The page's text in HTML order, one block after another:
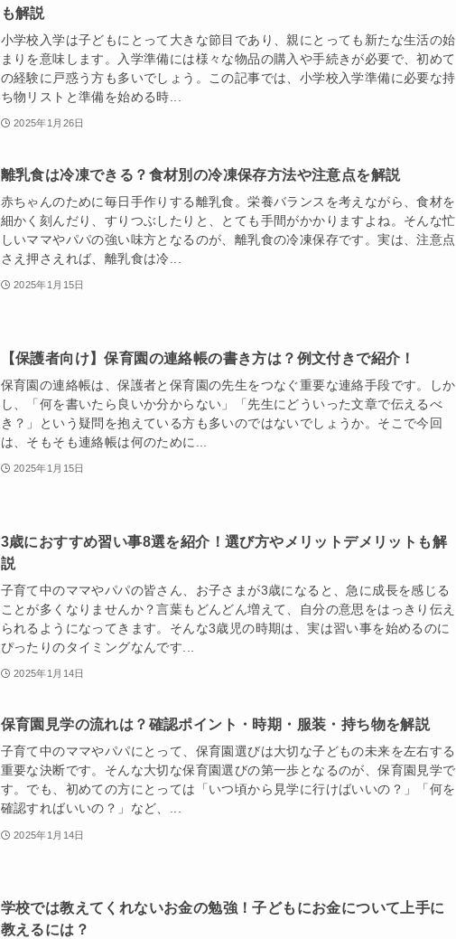
も解説
小学校入学は子どもにとって大きな節目であり、親にとっても新たな生活の始
まりを意味します。入学準備には様々な物品の購入や手続きが必要で、初めて
の経験に戸惑う方も多いでしょう。この記事では、小学校入学準備に必要な持
ち物リストと準備を始める時...
2025年1月26日
離乳食は冷凍できる？食材別の冷凍保存方法や注意点を解説
赤ちゃんのために毎日手作りする離乳食。栄養バランスを考えながら、食材を
細かく刻んだり、すりつぶしたりと、とても手間がかかりますよね。そんな忙
しいママやパパの強い味方となるのが、離乳食の冷凍保存です。実は、注意点
さえ押さえれば、離乳食は冷...
2025年1月15日
【保護者向け】保育園の連絡帳の書き方は？例文付きで紹介！
保育園の連絡帳は、保護者と保育園の先生をつなぐ重要な連絡手段です。しか
し、「何を書いたら良いか分からない」「先生にどういった文章で伝えるべ
き？」という疑問を抱えている方も多いのではないでしょうか。そこで今回
は、そもそも連絡帳は何のために...
2025年1月15日
3歳におすすめ習い事8選を紹介！選び方やメリットデメリットも解
説
子育て中のママやパパの皆さん、お子さまが3歳になると、急に成長を感じる
ことが多くなりませんか？言葉もどんどん増えて、自分の意思をはっきり伝え
られるようになってきます。そんな3歳児の時期は、実は習い事を始めるのに
ぴったりのタイミングなんです...
2025年1月14日
保育園見学の流れは？確認ポイント・時期・服装・持ち物を解説
子育て中のママやパパにとって、保育園選びは大切な子どもの未来を左右する
重要な決断です。そんな大切な保育園選びの第一歩となるのが、保育園見学で
す。でも、初めての方にとっては「いつ頃から見学に行けばいいの？」「何を
確認すればいいの？」など、...
2025年1月14日
学校では教えてくれないお金の勉強！子どもにお金について上手に
教えるには？